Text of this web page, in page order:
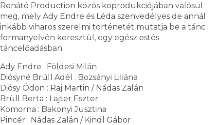
Renátó Production közös koprodukciójában valósul
meg, mely Ady Endre és Léda szenvedélyes de annál
inkább viharos szerelmi történetét mutatja be a tánc
formanyelvén keresztül, egy egész estés
táncelőadásban.
Ady Endre : Földesi Milán
Diósyné Brüll Adél : Bozsányi Liliána
Diósy Ödön : Raj Martin / Nádas Zalán
Brüll Berta : Lajter Eszter
Komorna : Bakonyi Jusztina
Pincér : Nádas Zalán / Kindl Gábor